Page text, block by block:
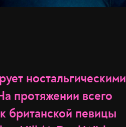
ностальгическими
протяжении всего
британской певицы